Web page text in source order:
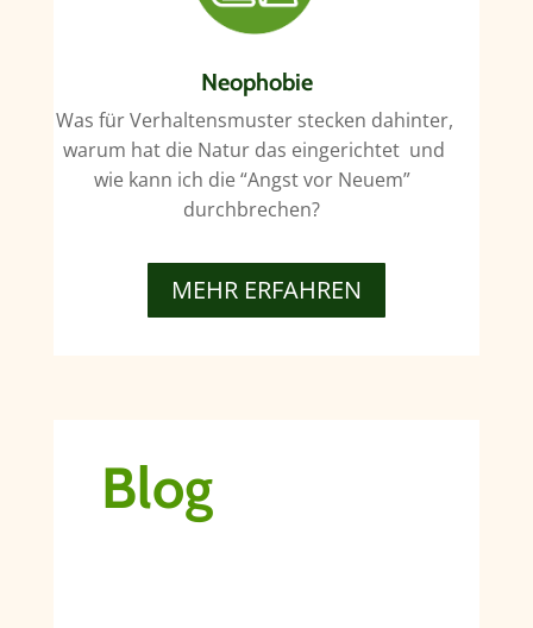
Neophobie
Was für Verhaltensmuster stecken dahinter,
warum hat die Natur das eingerichtet und
wie kann ich die “Angst vor Neuem”
durchbrechen?
MEHR ERFAHREN
Blog